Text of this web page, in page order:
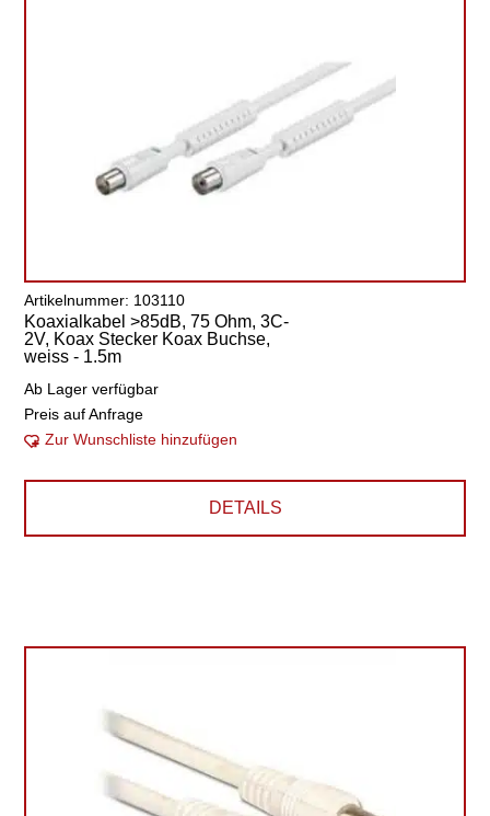
Artikelnummer: 103110
Koaxialkabel >85dB, 75 Ohm, 3C-
2V, Koax Stecker Koax Buchse,
weiss - 1.5m
Ab Lager verfügbar
Preis auf Anfrage
Zur Wunschliste hinzufügen
DETAILS